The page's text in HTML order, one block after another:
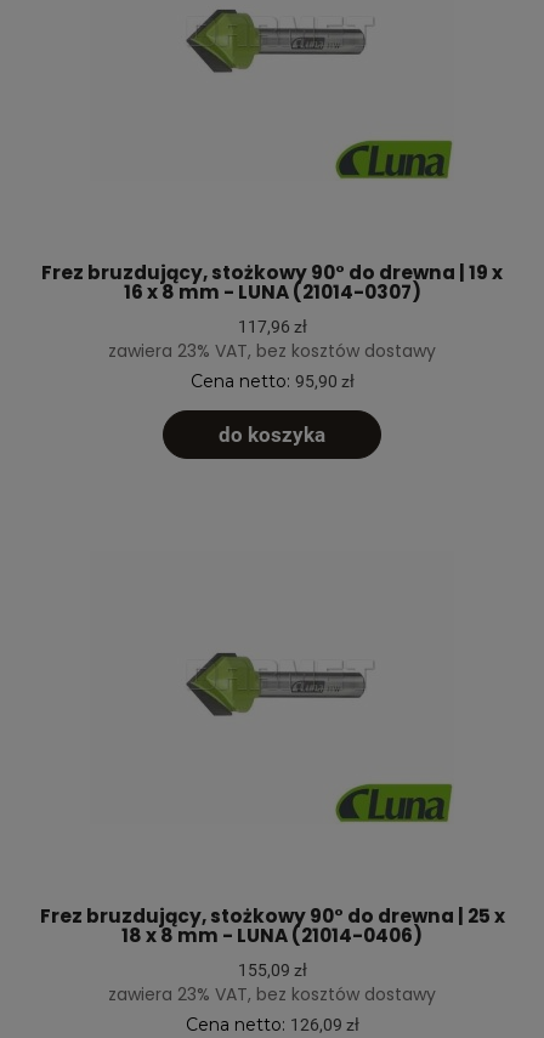
Frez bruzdujący, stożkowy 90° do drewna | 19 x
16 x 8 mm - LUNA (21014-0307)
117,96 zł
zawiera 23% VAT, bez kosztów dostawy
Cena netto: 95,90 zł
do koszyka
Frez bruzdujący, stożkowy 90° do drewna | 25 x
18 x 8 mm - LUNA (21014-0406)
155,09 zł
zawiera 23% VAT, bez kosztów dostawy
Cena netto: 126,09 zł